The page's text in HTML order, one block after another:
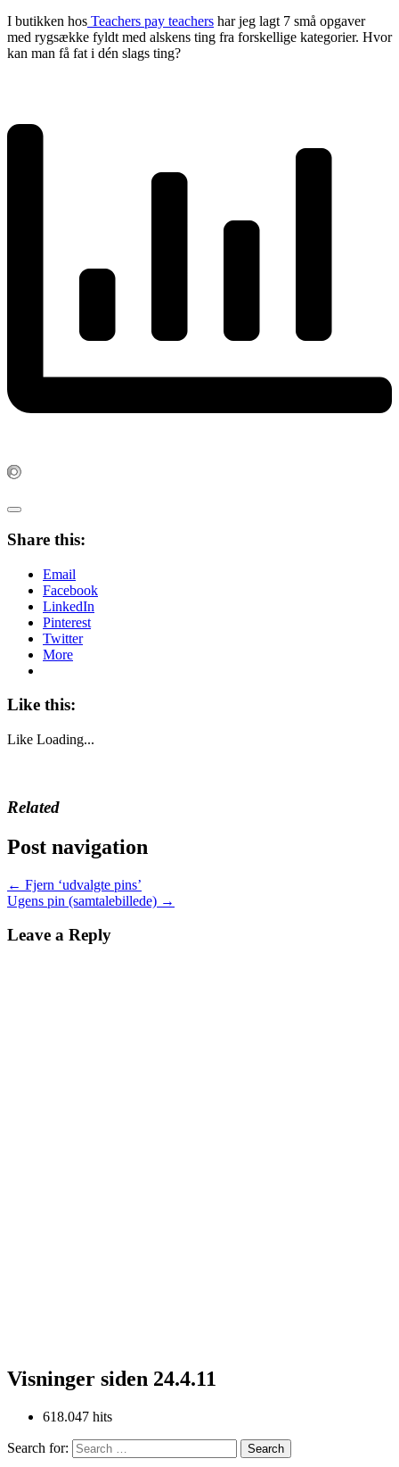
I butikken hos Teachers pay teachers har jeg lagt 7 små opgaver
med rygsække fyldt med alskens ting fra forskellige kategorier. Hvor
kan man få fat i dén slags ting?
Share this:
Email
Facebook
LinkedIn
Pinterest
Twitter
More
Like this:
Like Loading...
Related
Post navigation
← Fjern ‘udvalgte pins’
Ugens pin (samtalebillede) →
Leave a Reply
Visninger siden 24.4.11
618.047 hits
Search for: